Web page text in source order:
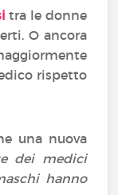
tra le donne
O ancora
rispetto
una nuova
dei medici
hanno